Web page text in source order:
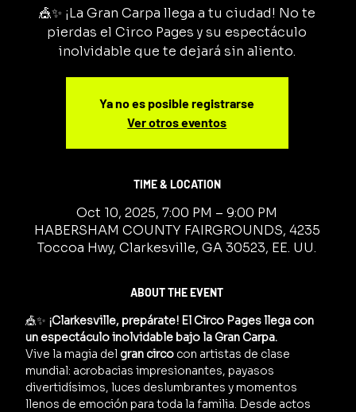
🎪✨ ¡La Gran Carpa llega a tu ciudad! No te
pierdas el Circo Pages y su espectáculo
inolvidable que te dejará sin aliento.
Ya no es posible registrarse
Ver otros eventos
TIME & LOCATION
Oct 10, 2025, 7:00 PM – 9:00 PM
HABERSHAM COUNTY FAIRGROUNDS, 4235
Toccoa Hwy, Clarkesville, GA 30523, EE. UU.
ABOUT THE EVENT
🎪✨ ¡Clarkesville, prepárate! El Circo Pages llega con
un espectáculo inolvidable bajo la Gran Carpa.
Vive la magia del gran circo con artistas de clase
mundial: acrobacias impresionantes, payasos
divertidísimos, luces deslumbrantes y momentos
llenos de emoción para toda la familia. Desde actos